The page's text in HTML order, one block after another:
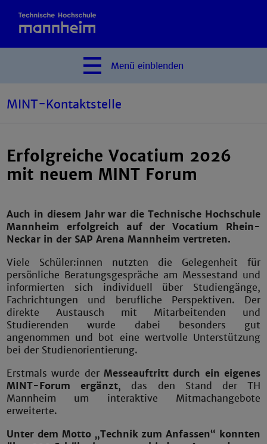
Menü einblenden
MINT-Kontaktstelle
Erfolgreiche Vocatium 2026
mit neuem MINT Forum
Auch in diesem Jahr war die Technische Hochschule
Mannheim erfolgreich auf der Vocatium Rhein-
Neckar in der SAP Arena Mannheim vertreten.
Viele Schüler:innen nutzten die Gelegenheit für
persönliche Beratungsgespräche am Messestand und
informierten sich individuell über Studiengänge,
Fachrichtungen und berufliche Perspektiven. Der
direkte Austausch mit Mitarbeitenden und
Studierenden wurde dabei besonders gut
angenommen und bot eine wertvolle Unterstützung
bei der Studienorientierung.
Erstmals wurde der Messeauftritt durch ein eigenes
MINT-Forum ergänzt, das den Stand der TH
Mannheim um interaktive Mitmachangebote
erweiterte.
Unter dem Motto „Technik zum Anfassen“ konnten